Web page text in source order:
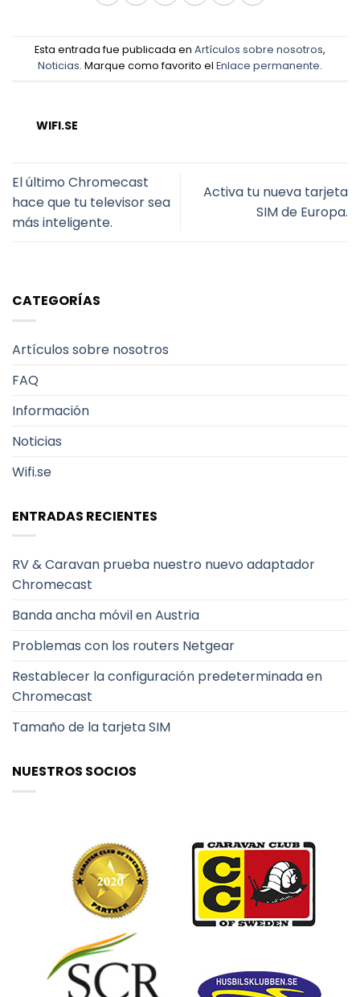
Esta entrada fue publicada en Artículos sobre nosotros,
Noticias. Marque como favorito el Enlace permanente.
WIFI.SE
El último Chromecast
hace que tu televisor sea
más inteligente.
Activa tu nueva tarjeta
SIM de Europa.
CATEGORÍAS
Artículos sobre nosotros
FAQ
Información
Noticias
Wifi.se
ENTRADAS RECIENTES
RV & Caravan prueba nuestro nuevo adaptador
Chromecast
Banda ancha móvil en Austria
Problemas con los routers Netgear
Restablecer la configuración predeterminada en
Chromecast
Tamaño de la tarjeta SIM
NUESTROS SOCIOS